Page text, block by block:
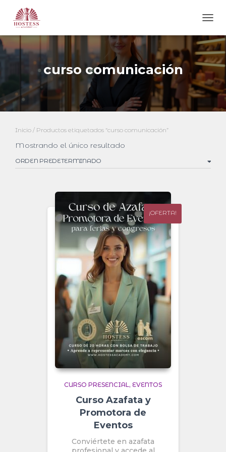
curso comunicación
Inicio / Productos etiquetados “curso comunicación”
Mostrando el único resultado
¡OFERTA!
CURSO PRESENCIAL EVENTOS
Curso Azafata y
Promotora de
Eventos
Conviértete en azafata